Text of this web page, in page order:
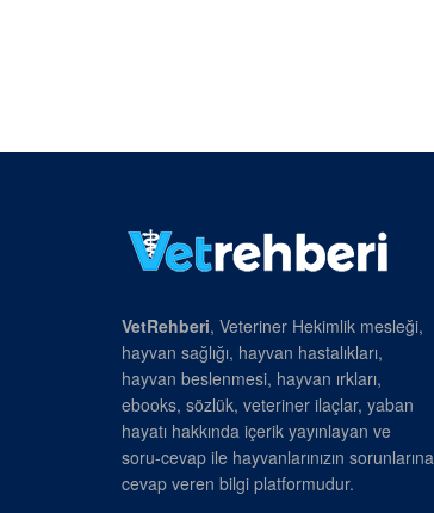
VetRehberi, Veteriner Hekimlik mesleği,
hayvan sağlığı, hayvan hastalıkları,
hayvan beslenmesi, hayvan ırkları,
ebooks, sözlük, veteriner ilaçlar, yaban
hayatı hakkında içerik yayınlayan ve
soru-cevap ile hayvanlarınızın sorunlarına
cevap veren bilgi platformudur.